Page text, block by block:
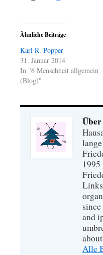
Ähnliche Beiträge
Karl R. Popper
31. Januar 2014
In "6 Menschheit allgemein
(Blog)"
and
Alle